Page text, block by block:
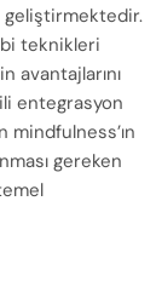
geliştirmektedir.
teknikleri
avantajlarını
entegrasyon
gereken